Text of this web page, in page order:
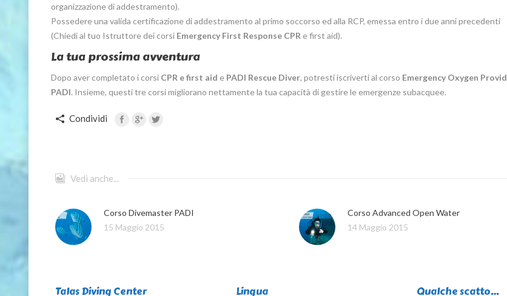
organizzazione di addestramento).
Possedere una valida certificazione di addestramento al primo soccorso ed alla RCP, emessa entro i due anni precedenti
(Chiedi al tuo Istruttore dei corsi Emergency First Response CPR e first aid).
La tua prossima avventura
Dopo aver completato i corsi CPR e first aid e PADI Rescue Diver, potresti iscriverti al corso Emergency Oxygen
PADI. Insieme, questi tre corsi migliorano nettamente la tua capacità di gestire le emergenze subacquee.
Condividi
Vedi anche...
Corso Divemaster PADI
15 Maggio 2015
Corso Advanced Open Water
14 Maggio 2015
Talas Diving Center Lingua Qualche scatto…